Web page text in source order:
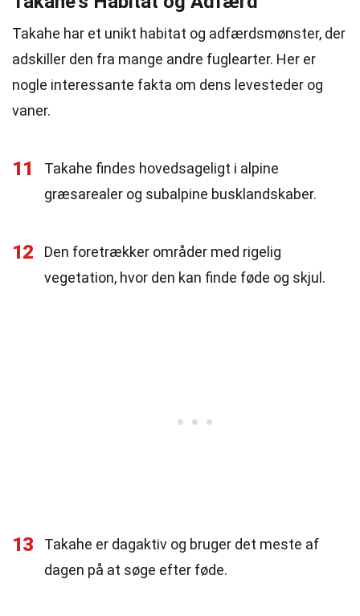
Takahe har et unikt habitat og adfærdsmønster, der
adskiller den fra mange andre fuglearter. Her er
nogle interessante fakta om dens levesteder og
vaner.
11
Takahe findes hovedsageligt i alpine
græsarealer og subalpine busklandskaber.
12
Den foretrækker områder med rigelig
vegetation, hvor den kan finde føde og skjul.
13
Takahe er dagaktiv og bruger det meste af
dagen på at søge efter føde.